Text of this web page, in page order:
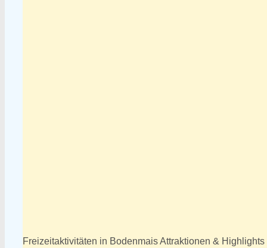
Freizeitaktivitäten in Bodenmais Attraktionen &